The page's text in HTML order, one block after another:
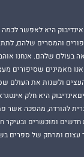
היא לאפשר לכמה
והמסרים שלהם,
בעולם שלהם. אנחנו
אנו מאמינים שסיפורים
ולשנות את העולם
היא חלק
להורדה, מהפכה אשר
חדשים ומוכשרים
עצום ומרתק של ספרים